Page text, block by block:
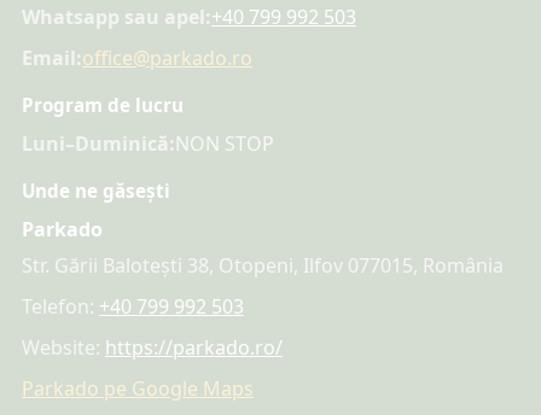
Whatsapp sau apel:+40 799 992 503
Email:office@parkado.ro
Program de lucru
Luni–Duminică:NON STOP
Unde ne găsești
Parkado
Str. Gării Balotești 38, Otopeni, Ilfov 077015, România
Telefon: +40 799 992 503
Website: https://parkado.ro/
Parkado pe Google Maps